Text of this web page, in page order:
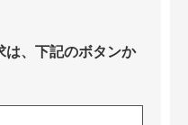
、下記のボタンか